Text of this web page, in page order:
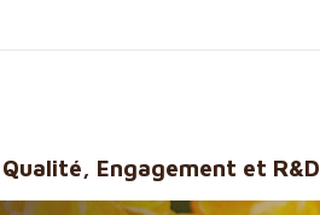
Qualité, Engagement et R&D